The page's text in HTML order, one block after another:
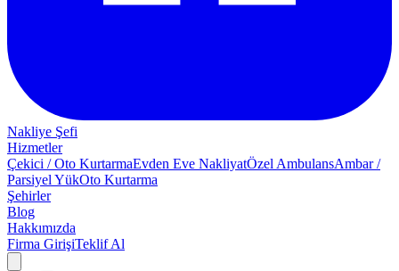
Nakliye Şefi
Hizmetler
Çekici / Oto KurtarmaEvden Eve NakliyatÖzel AmbulansAmbar /
Parsiyel YükOto Kurtarma
Şehirler
Blog
Hakkımızda
Firma GirişiTeklif Al